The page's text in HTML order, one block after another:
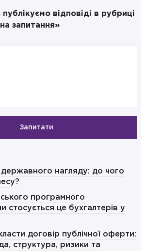
відповіді в рубриці
запитання»
Запитати
нагляду: до чого
програмного
стосується це бухгалтерів у
договір публічної оферти:
структура, ризики та